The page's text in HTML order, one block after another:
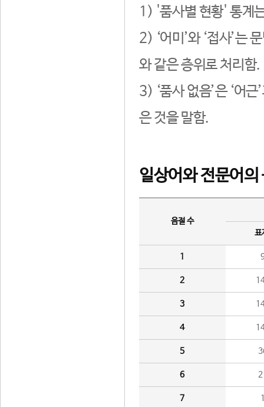
1) '품사별 현황' 통계
2) ‘어미’와 ‘접사’는
와 같은 층위로 처리함.
3) ‘품사 없음’은 ‘어
은 것을 말함.
일상어와 전문어의
음절 수
표
1
2
3
4
5
6
7